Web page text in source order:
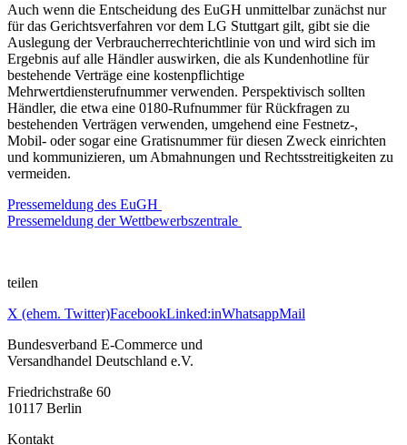
Auch wenn die Entscheidung des EuGH unmittelbar zunächst nur
für das Gerichtsverfahren vor dem LG Stuttgart gilt, gibt sie die
Auslegung der Verbraucherrechterichtlinie von und wird sich im
Ergebnis auf alle Händler auswirken, die als Kundenhotline für
bestehende Verträge eine kostenpflichtige
Mehrwertdiensterufnummer verwenden. Perspektivisch sollten
Händler, die etwa eine 0180-Rufnummer für Rückfragen zu
bestehenden Verträgen verwenden, umgehend eine Festnetz-,
Mobil- oder sogar eine Gratisnummer für diesen Zweck einrichten
und kommunizieren, um Abmahnungen und Rechtsstreitigkeiten zu
vermeiden.
Pressemeldung des EuGH
Pressemeldung der Wettbewerbszentrale
teilen
X (ehem. Twitter)FacebookLinked:inWhatsappMail
Bundesverband E-Commerce und
Versandhandel Deutschland e.V.
Friedrichstraße 60
10117 Berlin
Kontakt